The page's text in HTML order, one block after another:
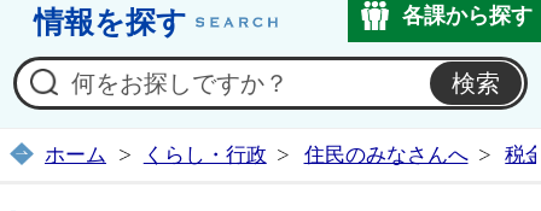
情報を探す 各課から探す
ホーム くらし・行政 住民のみなさんへ 税